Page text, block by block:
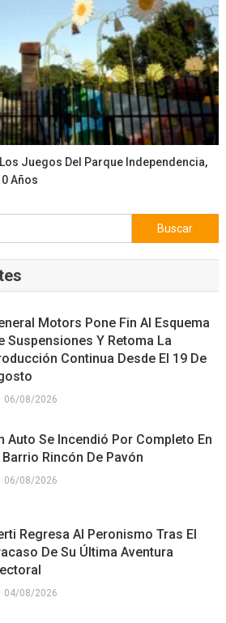
Juegos Del Parque Independencia,
Años
Buscar:
Motors Pone Fin Al Esquema
Suspensiones Y Retoma La
Continua Desde El 19 De
06/08/2026
Auto Se Incendió Por Completo En
Barrio Rincón De Pavón
06/08/2026
Regresa Al Peronismo Tras El
De Su Última Aventura
04/08/2026